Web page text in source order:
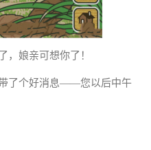
，娘亲可想你了！
了个好消息——您以后中午